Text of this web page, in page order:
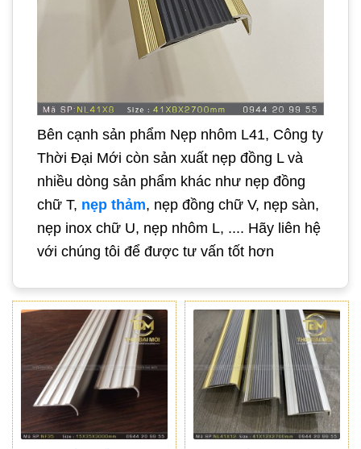
Bên cạnh sản phẩm Nẹp nhôm L41, Công ty
Thời Đại Mới còn sản xuất nẹp đồng L và
nhiều dòng sản phẩm khác như nẹp đồng
chữ T, nẹp thảm, nẹp đồng chữ V, nẹp sàn,
nẹp inox chữ U, nẹp nhôm L, .... Hãy liên hệ
với chúng tôi để được tư vấn tốt hơn